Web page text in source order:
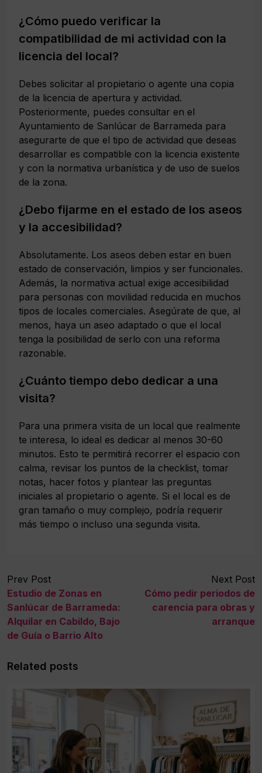
¿Cómo puedo verificar la
compatibilidad de mi actividad con la
licencia del local?
Debes solicitar al propietario o agente una copia
de la licencia de apertura y actividad.
Posteriormente, puedes consultar en el
Ayuntamiento de Sanlúcar de Barrameda para
asegurarte de que el tipo de actividad que deseas
desarrollar es compatible con la licencia existente
y con la normativa urbanística y de uso de suelos
de la zona.
¿Debo fijarme en el estado de los aseos
y la accesibilidad?
Absolutamente. Los aseos deben estar en buen
estado de conservación, limpios y ser funcionales.
Además, la normativa actual exige accesibilidad
para personas con movilidad reducida en muchos
tipos de locales comerciales. Asegúrate de que, al
menos, haya un aseo adaptado o que el local
tenga la posibilidad de serlo con una reforma
razonable.
¿Cuánto tiempo debo dedicar a una
visita?
Para una primera visita de un local que realmente
te interesa, lo ideal es dedicar al menos 30-60
minutos. Esto te permitirá recorrer el espacio con
calma, revisar los puntos de la checklist, tomar
notas, hacer fotos y plantear las preguntas
iniciales al propietario o agente. Si el local es de
gran tamaño o muy complejo, podría requerir
más tiempo o incluso una segunda visita.
Prev Post
Estudio de Zonas en
Sanlúcar de Barrameda:
Alquilar en Cabildo, Bajo
de Guía o Barrio Alto
Next Post
Cómo pedir periodos de
carencia para obras y
arranque
Related posts